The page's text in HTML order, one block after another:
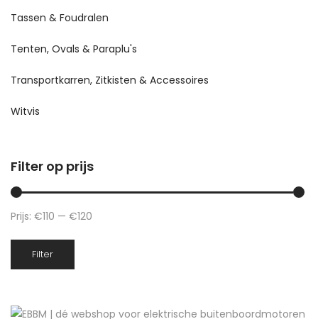
Tassen & Foudralen
Tenten, Ovals & Paraplu's
Transportkarren, Zitkisten & Accessoires
Witvis
Filter op prijs
Filter
Prijs: €110 — €120